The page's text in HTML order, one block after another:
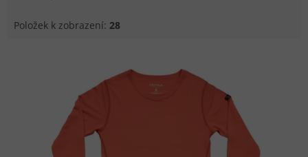
Položek k zobrazení: 28